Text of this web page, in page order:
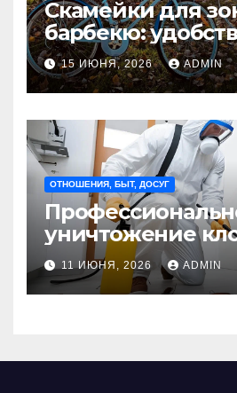
Скамейки для
барбекю:
безопасность на
Madmetal.ru
15 ИЮНЯ, 2026 ADMIN
ОТНОШЕНИЯ, БЫТ, ДОСУГ
уничтожение
оно необходимо?
11 ИЮНЯ, 2026 ADMIN